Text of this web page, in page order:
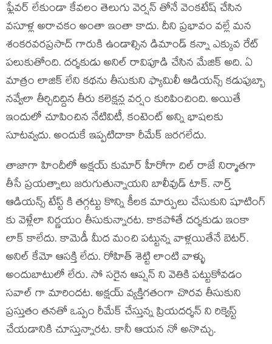
ఫ్లేవర్ లేకుండా కేవలం తెలుగు వెర్షన్ తోనే వెంకటేష్ చేసిన
వసూళ్ల అరాచకం అంతా ఇంతా కాదు. దీని ప్రభావం వల్లే మన
శంకరవరప్రసాద్ గారుకి ఉండాల్సిన డిమాండ్ కన్నా ఎక్కువ రేట్
పలుకుతోంది. దర్శకుడు అనిల్ రావిపూడి చేసిన మేజిక్ అది. ఏ
మాత్రం లాజిక్ లేని కథను తీసుకుని ఫ్యామిలీ ఆడియన్స్ కడుపుబ్బా
నవ్వేలా తీర్చిదిద్దిన తీరు కలెక్షన్ల వర్షం కురిపించింది. అయితే
ఇందులో చూపించిన నేటివిటీ, కంటెంట్ అన్ని భాషలకు
సూటవ్వదు. అందుకే ఇప్పటిదాకా రీమేక్ జరగలేదు.
తాజాగా హిందీలో అక్షయ్ కుమార్ హీరోగా దిల్ రాజే నిర్మాతగా
తీసే ప్రయత్నాలు జరుగుతున్నాయని బాలీవుడ్ టాక్. నార్త్
ఆడియన్స్ టేస్ట్ కి తగ్గట్టు కొన్ని కీలక మార్పులు చేసుకుని షూటింగ్
కు వెళ్లేలా నిర్ణయం తీసుకున్నారట. కాకపోతే దర్శకుడు ఇంకా
లాక్ కాలేదు. కామెడీ మీద మంచి పట్టున్న వాళ్లయితేనే బెటర్.
అనిల్ కేమో ఆసక్తి లేదు. రోహిత్ శెట్టి లాంటి వాళ్ళు
అందుబాటులో లేరు. సో సరైన ఆప్షన్ ని వెతికి పట్టుకోవడం
సవాల్ గా మారిందట. అక్షయ్ వ్యక్తిగతంగా చొరవ తీసుకుని
ప్రస్తుతం తనతో ఒప్పం రీమేక్ చేస్తున్న ప్రియదర్శన్ ని రిక్వెస్ట్
చేయడానికి చూస్తున్నారట. కానీ ఆయన నో అనొచ్చు.